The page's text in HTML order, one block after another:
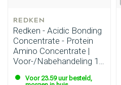
REDKEN
Redken - Acidic Bonding
Concentrate - Protein
Amino Concentrate |
Voor-/Nabehandeling 10
Voor 23.59 uur besteld,